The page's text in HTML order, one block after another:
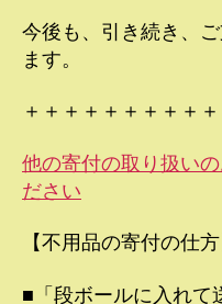
今後も、引き続き、
ます。
＋＋＋＋＋＋＋＋＋＋
他の寄付の取り扱い
ださい
【不用品の寄付の仕方
■「段ボールに入れて